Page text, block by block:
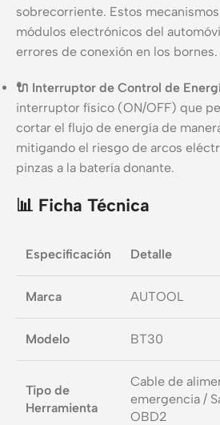
sobrecorriente. Estos
módulos electrónicos del
errores de conexión en los bornes.
🔌 Interruptor de Control de
interruptor físico (ON/OFF) que
cortar el flujo de energía de
mitigando el riesgo de arcos
pinzas a la batería donante.
📊 Ficha Técnica
Especificación Detalle
Marca AUTOOL
Modelo BT30
Tipo de
Herramienta
Cable de
emergencia /
OBD2